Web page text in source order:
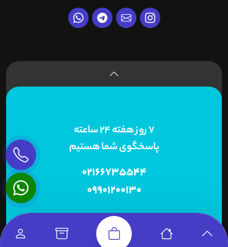
7 روز هفته 24 ساعته
پاسخگوی شما هستیم
02166735544
09901200130